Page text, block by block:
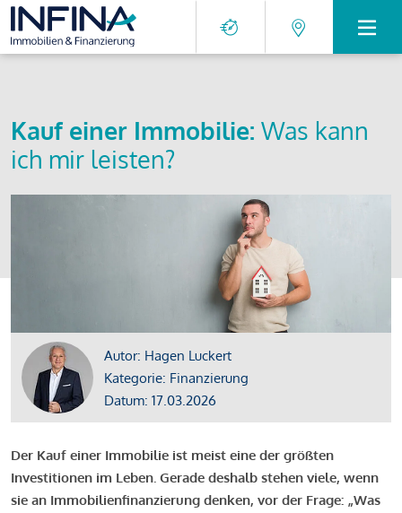
Kauf einer Immobilie: Was kann
ich mir leisten?
Autor: Hagen Luckert
Kategorie: Finanzierung
Datum: 17.03.2026
Der Kauf einer Immobilie ist meist eine der größten
Investitionen im Leben. Gerade deshalb stehen viele, wenn
sie an Immobilienfinanzierung denken, vor der Frage: „Was